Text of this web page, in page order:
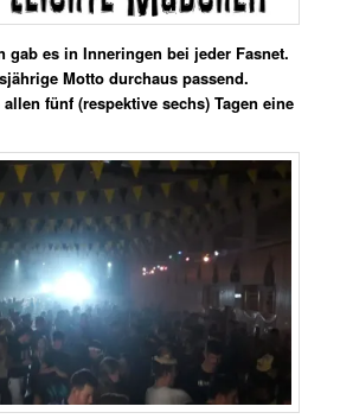
gab es in Inneringen bei jeder Fasnet.
Motto durchaus passend.
fünf (respektive sechs) Tagen eine